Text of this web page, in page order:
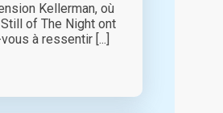
Kellerman, où
of The Night ont
à ressentir [...]